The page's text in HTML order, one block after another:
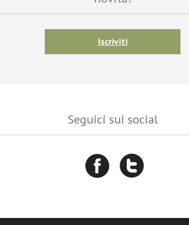
Iscriviti
Seguici sui social